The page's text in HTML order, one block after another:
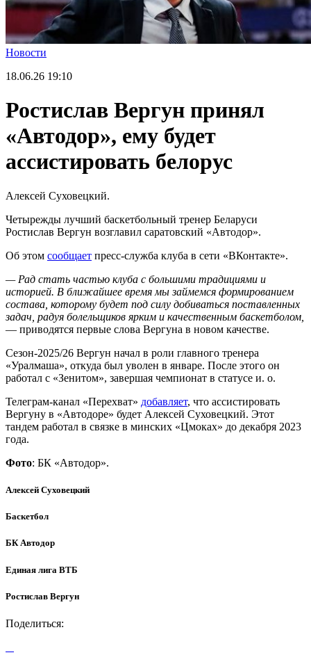
Новости
18.06.26 19:10
Ростислав Вергун принял
«Автодор», ему будет
ассистировать белорус
Алексей Суховецкий.
Четырежды лучший баскетбольный тренер Беларуси
Ростислав Вергун возглавил саратовский «Автодор».
Об этом сообщает пресс-служба клуба в сети «ВКонтакте».
— Рад стать частью клуба с большими традициями и
историей. В ближайшее время мы займемся формированием
состава, которому будет под силу добиваться поставленных
задач, радуя болельщиков ярким и качественным баскетболом,
— приводятся первые слова Вергуна в новом качестве.
Сезон-2025/26 Вергун начал в роли главного тренера
«Уралмаша», откуда был уволен в январе. После этого он
работал с «Зенитом», завершая чемпионат в статусе и. о.
Телеграм-канал «Перехват» добавляет, что ассистировать
Вергуну в «Автодоре» будет Алексей Суховецкий. Этот
тандем работал в связке в минских «Цмоках» до декабря 2023
года.
Фото: БК «Автодор».
Алексей Суховецкий
Баскетбол
БК Автодор
Единая лига ВТБ
Ростислав Вергун
Поделиться: